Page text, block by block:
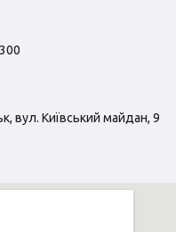
вул. Київський майдан, 9